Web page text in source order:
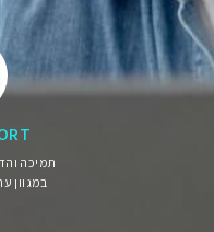
תמיכה
במגוון